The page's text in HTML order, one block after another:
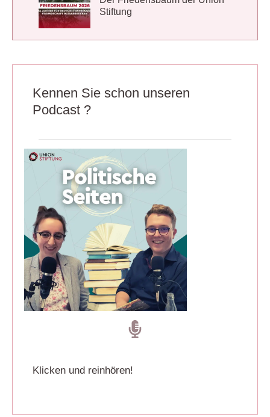
Stiftung
Kennen Sie schon unseren
Podcast ?
Klicken und reinhören!